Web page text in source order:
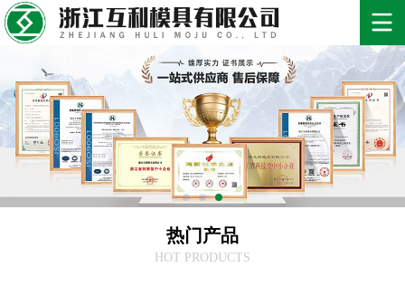
热门产品
HOT PRODUCTS